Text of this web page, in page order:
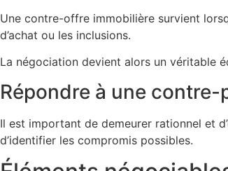
Une contre-offre immobilière survient
d’achat ou les inclusions.
La négociation devient alors un véritable
Répondre à une
Il est important de demeurer rationnel et
d’identifier les compromis possibles.